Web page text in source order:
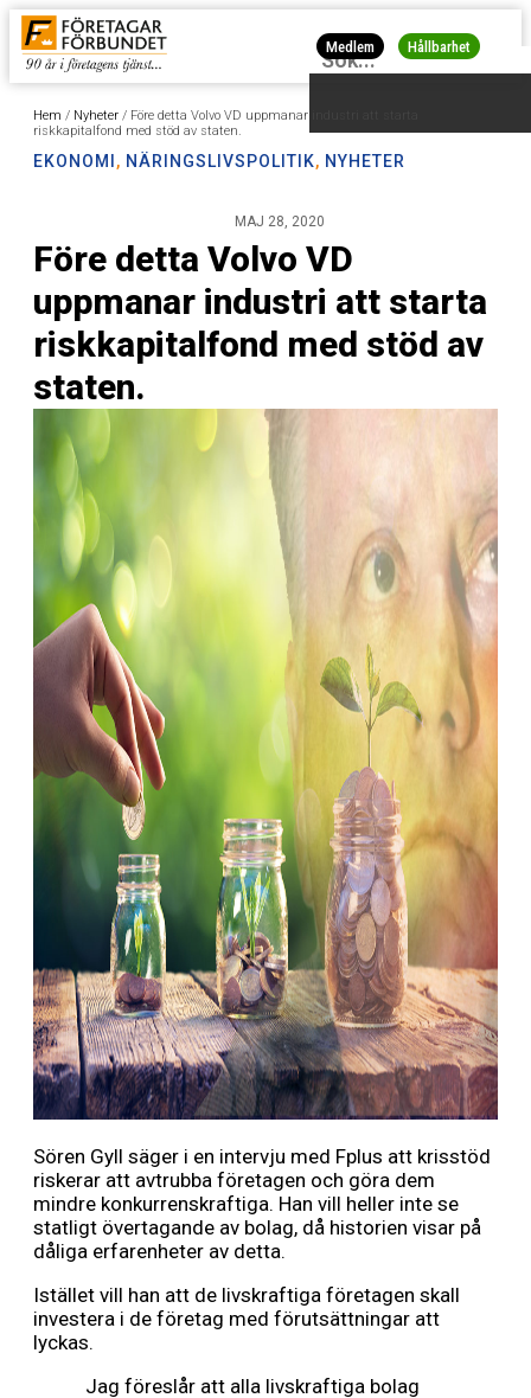
Medlem Hållbarhet
Hem / Nyheter / Före detta Volvo VD uppmanar industri att starta
riskkapitalfond med stöd av staten.
EKONOMI , NÄRINGSLIVSPOLITIK, NYHETER
MAJ 28, 2020
Före detta Volvo VD
uppmanar industri att starta
riskkapitalfond med stöd av
staten.
Sören Gyll säger i en intervju med Fplus att krisstöd
riskerar att avtrubba företagen och göra dem
mindre konkurrenskraftiga. Han vill heller inte se
statligt övertagande av bolag, då historien visar på
dåliga erfarenheter av detta.
Istället vill han att de livskraftiga företagen skall
investera i de företag med förutsättningar att
lyckas.
Jag föreslår att alla livskraftiga bolag